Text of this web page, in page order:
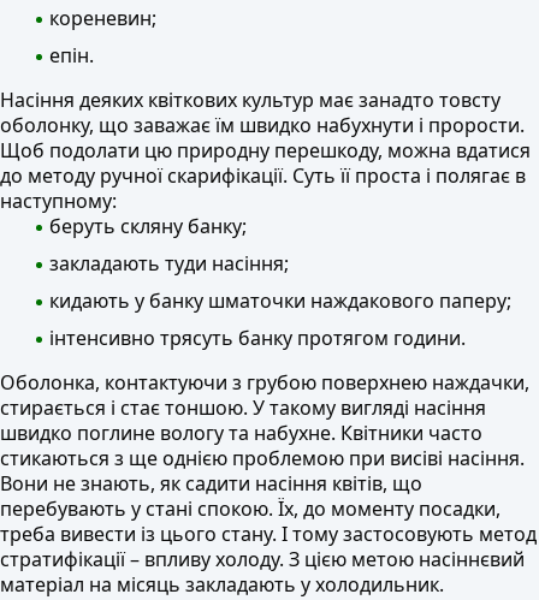
кореневин;
епін.
Насіння деяких квіткових культур має занадто товсту
оболонку, що заважає їм швидко набухнути і прорости.
Щоб подолати цю природну перешкоду, можна вдатися
до методу ручної скарифікації. Суть її проста і полягає в
наступному:
беруть скляну банку;
закладають туди насіння;
кидають у банку шматочки наждакового паперу;
інтенсивно трясуть банку протягом години.
Оболонка, контактуючи з грубою поверхнею наждачки,
стирається і стає тоншою. У такому вигляді насіння
швидко поглине вологу та набухне. Квітники часто
стикаються з ще однією проблемою при висіві насіння.
Вони не знають, як садити насіння квітів, що
перебувають у стані спокою. Їх, до моменту посадки,
треба вивести із цього стану. І тому застосовують метод
стратифікації – впливу холоду. З цією метою насіннєвий
матеріал на місяць закладають у холодильник.